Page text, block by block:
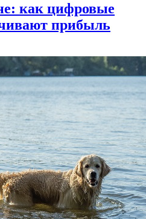
как цифровые
прибыль